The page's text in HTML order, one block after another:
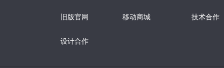
旧版官网
设计合作
移动商城 技术合作